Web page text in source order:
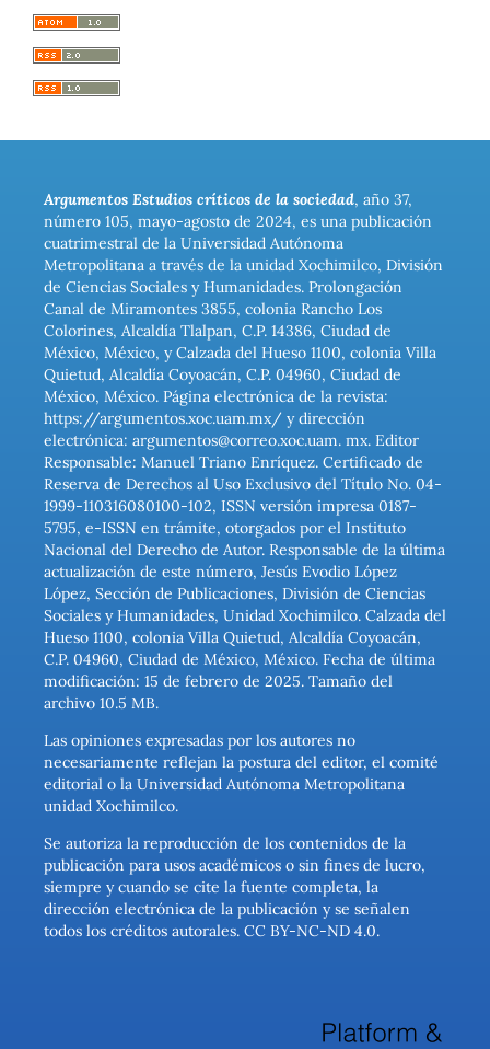
Argumentos Estudios críticos de la sociedad, año 37,
número 105, mayo-agosto de 2024, es una publicación
cuatrimestral de la Universidad Autónoma
Metropolitana a través de la unidad Xochimilco, División
de Ciencias Sociales y Humanidades. Prolongación
Canal de Miramontes 3855, colonia Rancho Los
Colorines, Alcaldía Tlalpan, C.P. 14386, Ciudad de
México, México, y Calzada del Hueso 1100, colonia Villa
Quietud, Alcaldía Coyoacán, C.P. 04960, Ciudad de
México, México. Página electrónica de la revista:
https://argumentos.xoc.uam.mx/ y dirección
electrónica: argumentos@correo.xoc.uam. mx. Editor
Responsable: Manuel Triano Enríquez. Certificado de
Reserva de Derechos al Uso Exclusivo del Título No. 04-
1999-110316080100-102, ISSN versión impresa 0187-
5795, e-ISSN en trámite, otorgados por el Instituto
Nacional del Derecho de Autor. Responsable de la última
actualización de este número, Jesús Evodio López
López, Sección de Publicaciones, División de Ciencias
Sociales y Humanidades, Unidad Xochimilco. Calzada del
Hueso 1100, colonia Villa Quietud, Alcaldía Coyoacán,
C.P. 04960, Ciudad de México, México. Fecha de última
modificación: 15 de febrero de 2025. Tamaño del
archivo 10.5 MB.
Las opiniones expresadas por los autores no
necesariamente reflejan la postura del editor, el comité
editorial o la Universidad Autónoma Metropolitana
unidad Xochimilco.
Se autoriza la reproducción de los contenidos de la
publicación para usos académicos o sin fines de lucro,
siempre y cuando se cite la fuente completa, la
dirección electrónica de la publicación y se señalen
todos los créditos autorales. CC BY-NC-ND 4.0.